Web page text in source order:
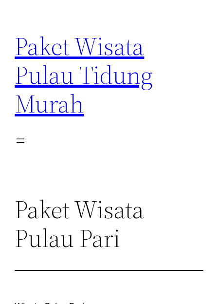
content
Paket Wisata
Pulau Tidung
Murah
Paket Wisata
Pulau Pari